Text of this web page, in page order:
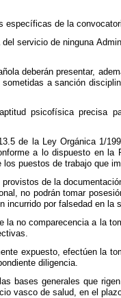
específicas de la
servicio de ninguna
deberán presentar,
a sanción
psicofísica precisa
de la Ley Orgánica 1/
a lo dispuesto en
puestos de trabajo que
de la
no podrán tomar
por falsedad en la
la no comparecencia a la
expuesto, efectúen la
diligencia.
bases generales que
vasco de salud, en el